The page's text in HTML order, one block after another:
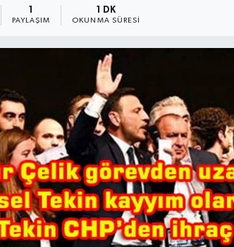
PAYLAŞIM
1 DK
OKUNMA SÜRESI